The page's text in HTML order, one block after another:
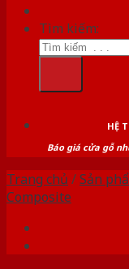
Tìm kiếm:
HỆ
Báo giá cửa gỗ
Trang chủ /Sản
Composite